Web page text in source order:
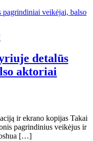
detalūs
aktoriai
ir ekrano kopijas Takai
pagrindinius veikėjus ir
[…]